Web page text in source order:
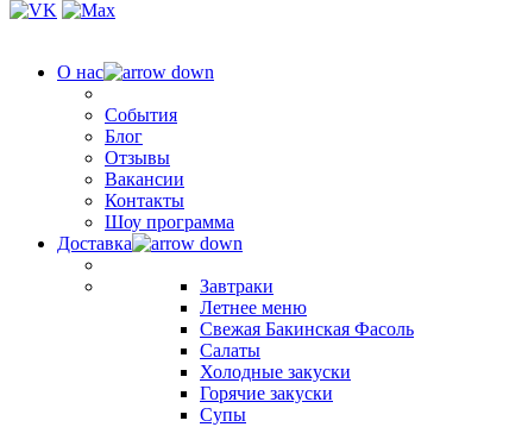
О нас
События
Блог
Отзывы
Вакансии
Контакты
Шоу программа
Доставка
Завтраки
Летнее меню
Свежая Бакинская Фасоль
Салаты
Холодные закуски
Горячие закуски
Супы